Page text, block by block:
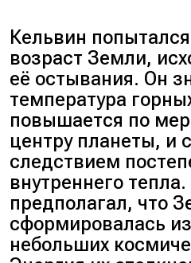
Кельвин
возраст Земли,
её остывания. Он
температура
повышается по
центру планеты, и
следствием
внутреннего
предполагал, что
сформировалась
небольших